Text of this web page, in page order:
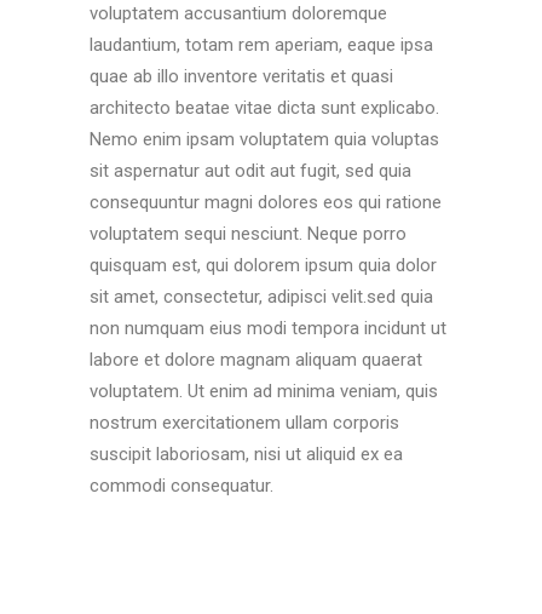
voluptatem accusantium doloremque
laudantium, totam rem aperiam, eaque ipsa
quae ab illo inventore veritatis et quasi
architecto beatae vitae dicta sunt explicabo.
Nemo enim ipsam voluptatem quia voluptas
sit aspernatur aut odit aut fugit, sed quia
consequuntur magni dolores eos qui ratione
voluptatem sequi nesciunt. Neque porro
quisquam est, qui dolorem ipsum quia dolor
sit amet, consectetur, adipisci velit.sed quia
non numquam eius modi tempora incidunt ut
labore et dolore magnam aliquam quaerat
voluptatem. Ut enim ad minima veniam, quis
nostrum exercitationem ullam corporis
suscipit laboriosam, nisi ut aliquid ex ea
commodi consequatur.